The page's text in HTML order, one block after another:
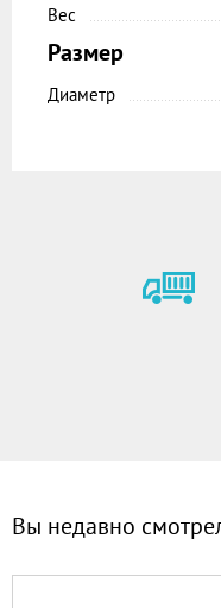
Вес
Размер
Диаметр
Вы недавно